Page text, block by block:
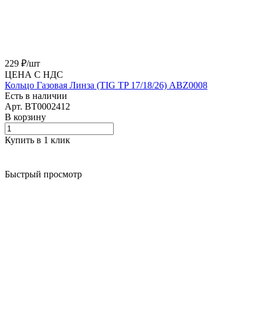
229 ₽/шт
ЦЕНА С НДС
Кольцо Газовая Линза (TIG TP 17/18/26) ABZ0008
Есть в наличии
Арт. BT0002412
В корзину
Купить в 1 клик
Быстрый просмотр